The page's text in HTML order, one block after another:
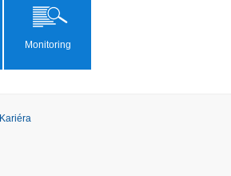
Monitoring
Kariéra